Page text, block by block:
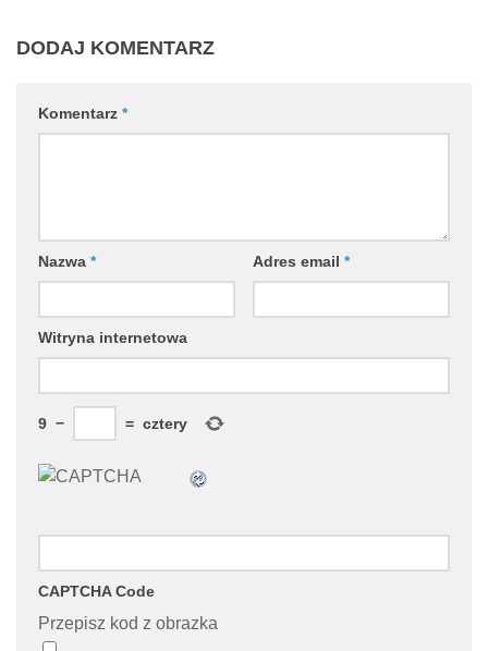
DODAJ KOMENTARZ
Komentarz *
Nazwa * Adres email *
Witryna internetowa
9 − = cztery
CAPTCHA Code
Przepisz kod z obrazka